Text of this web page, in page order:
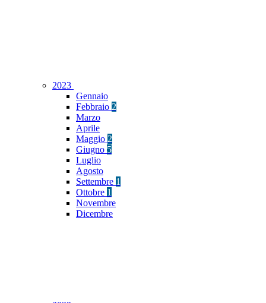
2023
Gennaio
Febbraio 2
Marzo
Aprile
Maggio 2
Giugno 5
Luglio
Agosto
Settembre 1
Ottobre 1
Novembre
Dicembre